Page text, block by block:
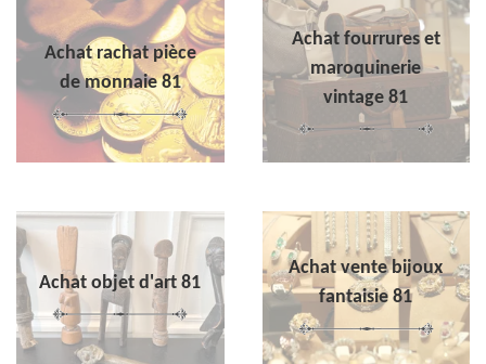
Achat rachat pièce
de monnaie 81
Achat fourrures et
maroquinerie
vintage 81
Achat objet d'art 81
Achat vente bijoux
fantaisie 81